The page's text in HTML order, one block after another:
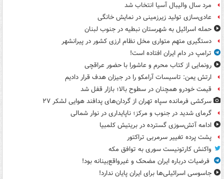
مرد سال والیبال آسیا انتخاب شد
عادی‌سازی تولید زیرزمینی در نمایش خانگی
حمله اسرائیل به شهرستان نبطیه در جنوب لبنان
دستگیری متهم متواری مخل نظام ارزی کشور در پیرانشهر
ترامپ در دام ایران افتاده است!
رونمایی از کتاب محرم و عاشورا با حضور عراقچی
ارتش یمن: تاسیسات آرامکو را در جیزان هدف قرار دادیم
قیمت خودرو همچنان در سطوح بالا؛ بازار قفل شد
سرکشی فرمانده سپاه تهران از گردان‌های پدافند هوایی لشکر ۲۷
گرمای شدید در جنوب و مرکز؛ ناپایداری در نوار شمالی
ادامه آتش‌سوزی گسترده در بریتیش کلمبیا
پشت پرده تغییر سرمربی تراکتور
واکنش کارتونیست سوری به توافق مکه
فرضیات درباره ایران مضحک و غیرواقع‌بینانه بود!
جاسوسی اسرائیلی‌ها برای ایران پایان ندارد!